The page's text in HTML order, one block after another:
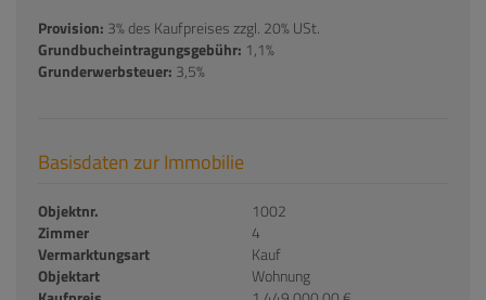
Provision: 3% des Kaufpreises zzgl. 20% USt.
Grundbucheintragungsgebühr: 1,1%
Grunderwerbsteuer: 3,5%
Basisdaten zur Immobilie
Objektnr.
1002
Zimmer
4
Vermarktungsart
Kauf
Objektart
Wohnung